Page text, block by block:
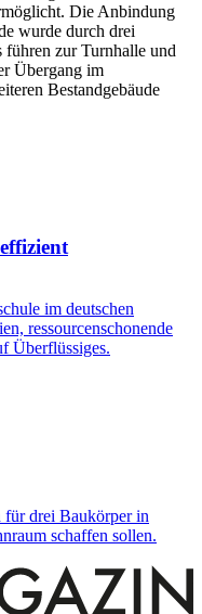
Die Anbindung
wurde durch drei
führen zur Turnhalle und
Übergang im
Bestandgebäude
im deutschen
ressourcenschonende
Überflüssiges.
für drei Baukörper in
schaffen sollen.